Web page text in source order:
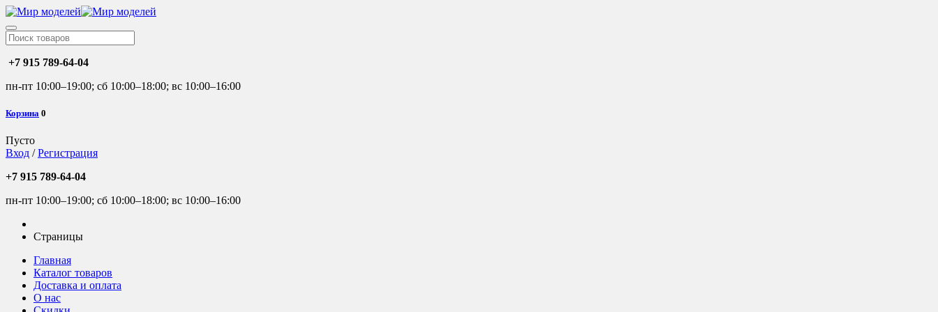
+7 915 789-64-04
пн-пт 10:00–19:00; сб 10:00–18:00; вс 10:00–16:00
Корзина 0
Пусто
Вход /Регистрация
+7 915 789-64-04
пн-пт 10:00–19:00; сб 10:00–18:00; вс 10:00–16:00
Страницы
Главная
Каталог товаров
Доставка и оплата
О нас